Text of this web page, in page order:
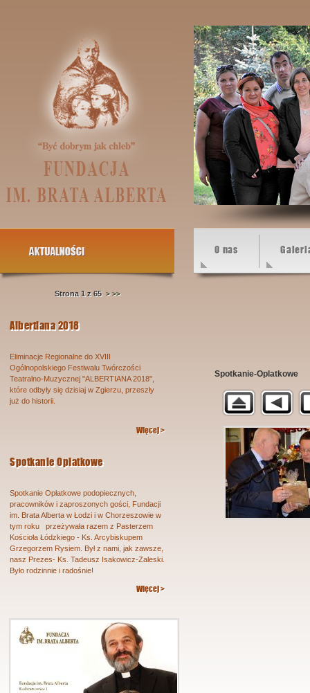
Strona 1 z 65 > >>
Albertiana 2018
Eliminacje Regionalne do XVIII
Ogólnopolskiego Festiwalu Twórczości
Teatralno-Muzycznej "ALBERTIANA 2018",
które odbyły się dzisiaj w Zgierzu, przeszły
już do historii.
Więcej >
Spotkanie Opłatkowe
Spotkanie Opłatkowe podopiecznych,
pracowników i zaproszonych gości, Fundacji
im. Brata Alberta w Łodzi i w Chorzeszowie w
tym roku przeżywała razem z Pasterzem
Kościoła Łódzkiego - Ks. Arcybiskupem
Grzegorzem Rysiem. Był z nami, jak zawsze,
nasz Prezes- Ks. Tadeusz Isakowicz-Zaleski.
Było rodzinnie i radośnie!
Więcej >
O nas
Spotkanie-Oplatkowe